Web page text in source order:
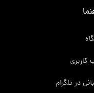
در تلگرام